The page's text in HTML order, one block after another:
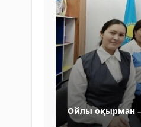
Ойлы оқырман –